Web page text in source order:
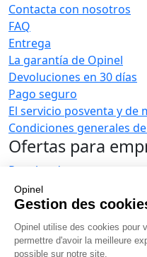
Opinel
Gestion des
Opinel utilise des cookies pour
permettre d'avoir la meilleure
possible sur notre site.
Contacta con nosotros
FAQ
Entrega
La garantía de Opinel
Devoluciones en 30 días
Pago seguro
El servicio posventa y de
Condiciones generales
Ofertas para
Regalos de empresa
Restauradores
Noticias Opinel
Recibir las novedades
Venga a vernos